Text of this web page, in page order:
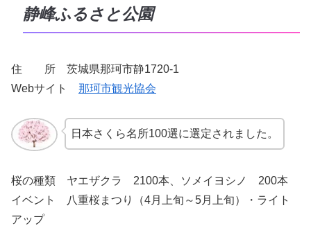
静峰ふるさと公園
住 所 茨城県那珂市静1720-1
Webサイト 那珂市観光協会
日本さくら名所100選に選定されました。
桜の種類 ヤエザクラ 2100本、ソメイヨシノ 200本
イベント 八重桜まつり（4月上旬～5月上旬）・ライト
アップ